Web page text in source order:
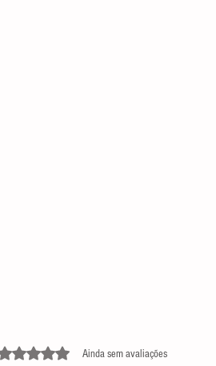
com 0 de 5 estrelas.
Ainda sem avaliações